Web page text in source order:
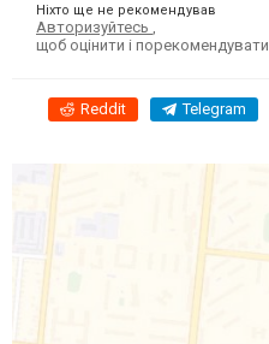
Ніхто ще не рекомендував
Авторизуйтесь
щоб оцінити і порекомендувати
Reddit Telegram